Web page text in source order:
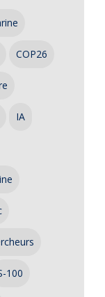
COP26
IA
100